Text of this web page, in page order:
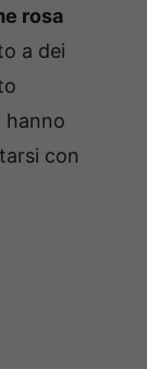
rosa
a dei
hanno
con